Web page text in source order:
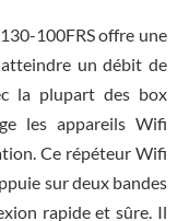
100FRS offre une
un débit de
la plupart des box
les appareils Wifi
Ce répéteur Wifi
sur deux bandes
rapide et sûre. Il